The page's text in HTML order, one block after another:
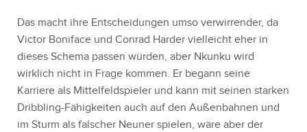
Das macht ihre Entscheidungen umso verwirrender, da
Victor Boniface und Conrad Harder vielleicht eher in
dieses Schema passen würden, aber Nkunku wird
wirklich nicht in Frage kommen. Er begann seine
Karriere als Mittelfeldspieler und kann mit seinen starken
Dribbling-Fähigkeiten auch auf den Außenbahnen und
im Sturm als falscher Neuner spielen, wäre aber der